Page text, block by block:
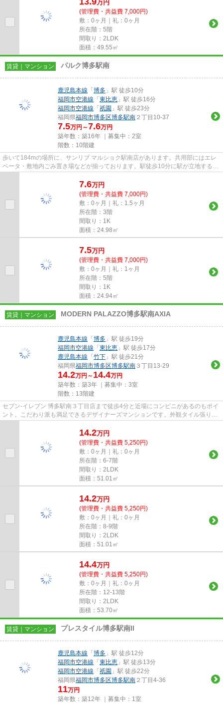
万円
(管理費・共益費 7,000円)
敷：0ヶ月｜礼：0ヶ月
所在階：5階
間取り：2LDK
面積：49.55㎡
賃貸｜マンション パルク博多駅南
鹿児島本線 「博多 」駅 徒歩10分
福岡市空港線 「東比恵 」駅 徒歩16分
福岡市空港線 「祇園 」駅 徒歩23分
福岡県福岡市博多区博多駅南 ２丁目10-37
7.5万円～7.6万円
築年数：築16年 ｜募集中： 2室
階数：10階建
歩いて184mの場所に、サンリブ マルショク駅南店があります。共用部にはエレ
ベータ・敷地内ごみ置き場などが揃っております。駅徒歩10分に駅が立地する物
件なので、電車を多く利用する...
7.6万円
(管理費・共益費 7,000円)
敷：0ヶ月｜礼：1.5ヶ月
所在階：3階
間取り：1K
面積：24.98㎡
7.5万円
(管理費・共益費 7,000円)
敷：0ヶ月｜礼：1ヶ月
所在階：5階
間取り：1K
面積：24.94㎡
賃貸｜マンション MODERN PALAZZO博多駅南AXIA
鹿児島本線 「博多 」駅 徒歩19分
福岡市空港線 「東比恵 」駅 徒歩17分
鹿児島本線 「竹下 」駅 徒歩21分
福岡県福岡市博多区博多駅南 ３丁目13-29
14.2万円～ 14.4万円
築年数：築3年 ｜募集中： 3室
階数：13階建
セブン‐イレブン 博多駅南３丁目店まで徒歩4分と近場にコンビニがあるのもポイ
ント。こだわり派も満足できるデザイナーズマンションです。外観タイル張り
は、耐水効果があるので、とて...
14.2万円
(管理費・共益費 5,250円)
敷：0ヶ月｜礼：0ヶ月
所在階：6-7階
間取り：2LDK
面積：51.01㎡
14.2万円
(管理費・共益費 5,250円)
敷：0ヶ月｜礼：0ヶ月
所在階：8-9階
間取り：2LDK
面積：51.01㎡
14.4万円
(管理費・共益費 5,250円)
敷：0ヶ月｜礼：0ヶ月
所在階：12-13階
間取り：2LDK
面積：53.70㎡
賃貸｜マンション プレスタイル博多駅南II
鹿児島本線 「博多 」駅 徒歩12分
福岡市空港線 「東比恵 」駅 徒歩13分
福岡市空港線 「祇園 」駅 徒歩22分
福岡県福岡市博多区博多駅南 ２丁目4-36
11万円
築年数：築12年 ｜募集中： 1室